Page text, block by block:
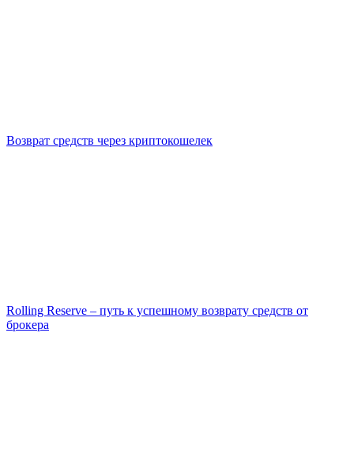
Возврат средств через криптокошелек
Rolling Reserve – путь к успешному возврату средств от
брокера